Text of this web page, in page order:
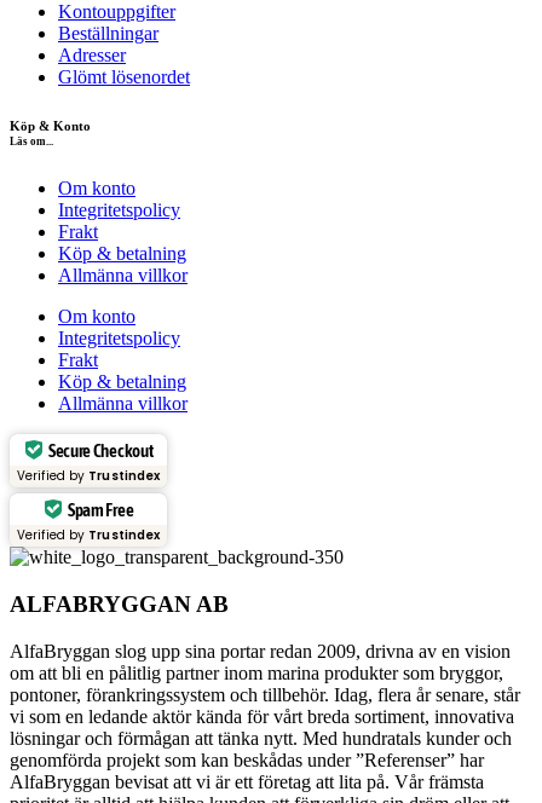
Kontouppgifter
Beställningar
Adresser
Glömt lösenordet
Köp & Konto
Läs om...
Om konto
Integritetspolicy
Frakt
Köp & betalning
Allmänna villkor
Om konto
Integritetspolicy
Frakt
Köp & betalning
Allmänna villkor
Secure Checkout
Verified by Trustindex
Spam Free
Verified by Trustindex
ALFABRYGGAN AB
AlfaBryggan slog upp sina portar redan 2009, drivna av en vision
om att bli en pålitlig partner inom marina produkter som bryggor,
pontoner, förankringssystem och tillbehör. Idag, flera år senare, står
vi som en ledande aktör kända för vårt breda sortiment, innovativa
lösningar och förmågan att tänka nytt. Med hundratals kunder och
genomförda projekt som kan beskådas under ”Referenser” har
AlfaBryggan bevisat att vi är ett företag att lita på. Vår främsta